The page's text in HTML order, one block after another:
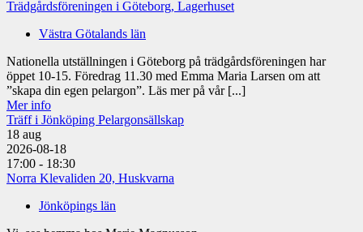
Trädgårdsföreningen i Göteborg, Lagerhuset
Västra Götalands län
Nationella utställningen i Göteborg på trädgårdsföreningen har
öppet 10-15. Föredrag 11.30 med Emma Maria Larsen om att
”skapa din egen pelargon”. Läs mer på vår [...]
Mer info
Träff i Jönköping Pelargonsällskap
18 aug
2026-08-18
17:00 - 18:30
Norra Klevaliden 20, Huskvarna
Jönköpings län